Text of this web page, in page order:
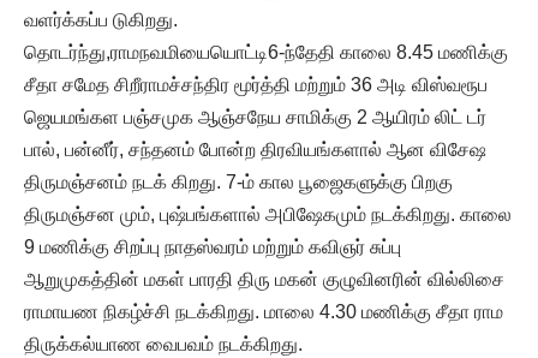
வளர்க்கப்ப டுகிறது.
தொடர்ந்து,ராமநவமியையொட்டி6-ந்தேதி காலை 8.45 மணிக்கு
சீதா சமேத சிறீராமச்சந்திர மூர்த்தி மற்றும் 36 அடி விஸ்வரூப
ஜெயமங்கள பஞ்சமுக ஆஞ்சநேய சாமிக்கு 2 ஆயிரம் லிட் டர்
பால், பன்னீர், சந்தனம் போன்ற திரவியங்களால் ஆன விசேஷ
திருமஞ்சனம் நடக் கிறது. 7-ம் கால பூஜைகளுக்கு பிறகு
திருமஞ்சன மும், புஷ்பங்களால் அபிஷேகமும் நடக்கிறது. காலை
9 மணிக்கு சிறப்பு நாதஸ்வரம் மற்றும் கவிஞர் சுப்பு
ஆறுமுகத்தின் மகள் பாரதி திரு மகன் குழுவினரின் வில்லிசை
ராமாயண நிகழ்ச்சி நடக்கிறது. மாலை 4.30 மணிக்கு சீதா ராம
திருக்கல்யாண வைபவம் நடக்கிறது.